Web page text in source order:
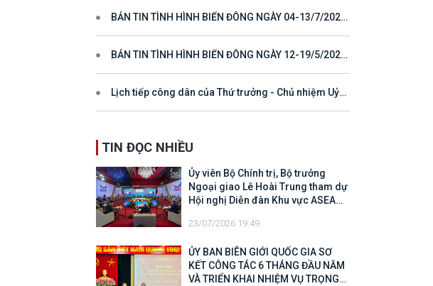
HỢP TÁC VÀ PHÁT TRIỂN
BẢN TIN TÌNH HÌNH BIỂN ĐÔNG NGÀY 04-13/7/2026
BẢN TIN TÌNH HÌNH BIỂN ĐÔNG NGÀY 12-19/5/2026
Lịch tiếp công dân của Thứ trưởng - Chủ nhiệm Uỷ
TIN ĐỌC NHIỀU
Ủy viên Bộ Chính trị, Bộ trưởng
Ngoại giao Lê Hoài Trung tham dự
Hội nghị Diễn đàn Khu vực ASEAN
23/07/2026 19:49
ỦY BAN BIÊN GIỚI QUỐC GIA SƠ
KẾT CÔNG TÁC 6 THÁNG ĐẦU NĂM
VÀ TRIỂN KHAI NHIỆM VỤ TRỌNG